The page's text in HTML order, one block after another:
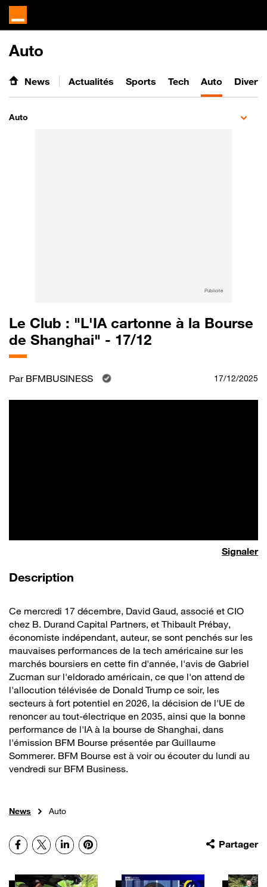
Auto
News Actualités Sports Tech Auto
Auto
Publicité
Le Club : "L'IA cartonne à la Bourse
de Shanghai" - 17/12
Par BFMBUSINESS 17/12/2025
Signaler
Description
Ce mercredi 17 décembre, David Gaud, associé et CIO
chez B. Durand Capital Partners, et Thibault Prébay,
économiste indépendant, auteur, se sont penchés sur les
mauvaises performances de la tech américaine sur les
marchés boursiers en cette fin d'année, l'avis de Gabriel
Zucman sur l'eldorado américain, ce que l'on attend de
l'allocution télévisée de Donald Trump ce soir, les
secteurs à fort potentiel en 2026, la décision de l'UE de
renoncer au tout-électrique en 2035, ainsi que la bonne
performance de l'IA à la bourse de Shanghai, dans
l'émission BFM Bourse présentée par Guillaume
Sommerer. BFM Bourse est à voir ou écouter du lundi au
vendredi sur BFM Business.
News Auto
Partager
Facebook
X LinkedInPinterest
Autres vidéos